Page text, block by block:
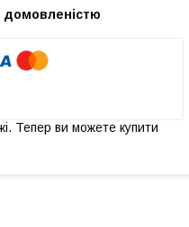
домовленістю
Тепер ви можете купити